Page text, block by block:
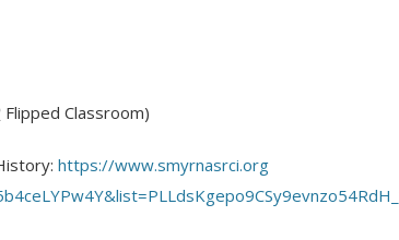
Classroom)
https://www.smyrnasrci.org